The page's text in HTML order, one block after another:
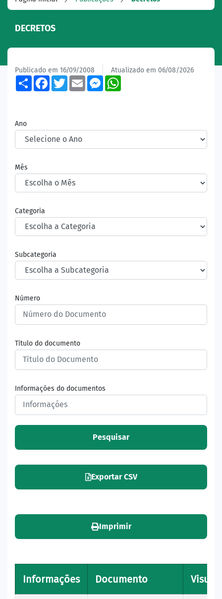
DECRETOS
Publicado em 16/09/2008 Atualizado em 06/08/2026
ShareFacebook
TwitterEmailMessenger
Ano
Mês
Categoria
Subcategoria
Número
Título do documento
Informações do documentos
Pesquisar
Exportar CSV
Imprimir
Informações Documento